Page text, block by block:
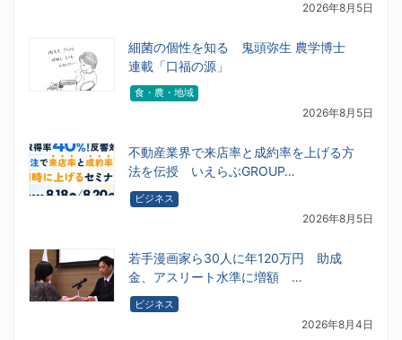
2026年8月5日
細菌の個性を知る 鬼頭弥生 農学博士
連載「口福の源」
食・農・地域
2026年8月5日
不動産業界で来店率と成約率を上げる方
法を伝授 いえらぶGROUP…
ビジネス
2026年8月5日
若手漫画家ら30人に年120万円 助成
金、アスリート水準に増額 …
ビジネス
2026年8月4日